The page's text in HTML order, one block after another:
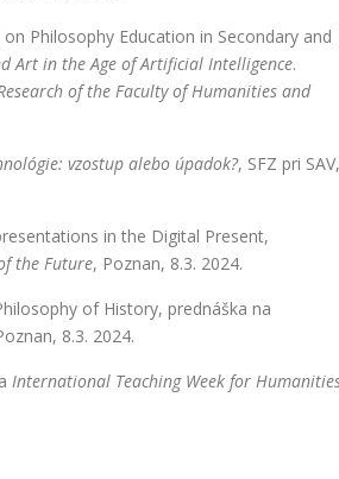
Philosophy Education in Secondary and
Art in the Age of Artificial Intelligence.
of the Faculty of Humanities and
vzostup alebo úpadok?, SFZ pri SAV,
in the Digital Present,
the Future, Poznan, 8.3. 2024.
of History, prednáška na
8.3. 2024.
International Teaching Week for